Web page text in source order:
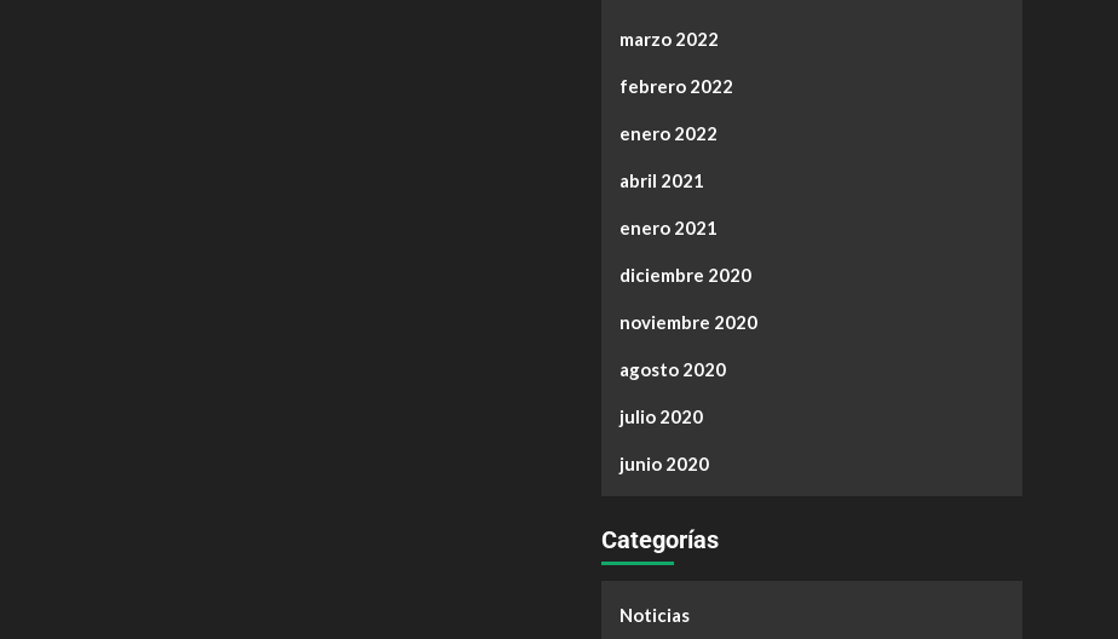
marzo 2022
febrero 2022
enero 2022
abril 2021
enero 2021
diciembre 2020
noviembre 2020
agosto 2020
julio 2020
junio 2020
Categorías
Noticias